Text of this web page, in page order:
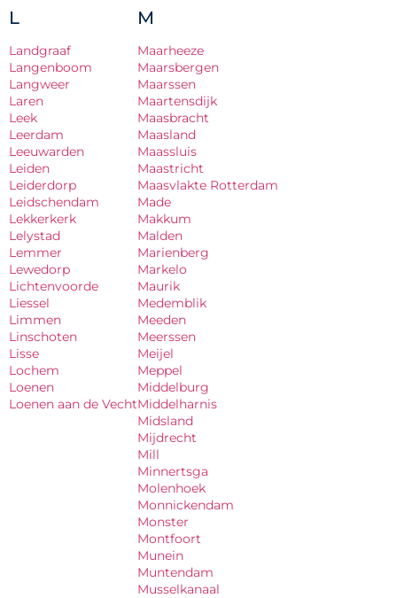
L
Landgraaf
Langenboom
Langweer
Laren
Leek
Leerdam
Leeuwarden
Leiden
Leiderdorp
Leidschendam
Lekkerkerk
Lelystad
Lemmer
Lewedorp
Lichtenvoorde
Liessel
Limmen
Linschoten
Lisse
Lochem
Loenen
Loenen aan de Vecht
M
Maarheeze
Maarsbergen
Maarssen
Maartensdijk
Maasbracht
Maasland
Maassluis
Maastricht
Maasvlakte Rotterdam
Made
Makkum
Malden
Marienberg
Markelo
Maurik
Medemblik
Meeden
Meerssen
Meijel
Meppel
Middelburg
Middelharnis
Midsland
Mijdrecht
Mill
Minnertsga
Molenhoek
Monnickendam
Monster
Montfoort
Munein
Muntendam
Musselkanaal